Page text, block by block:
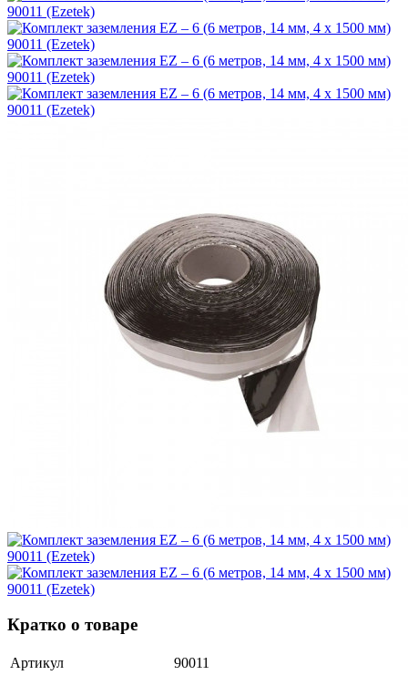
Кратко о товаре
Артикул
90011